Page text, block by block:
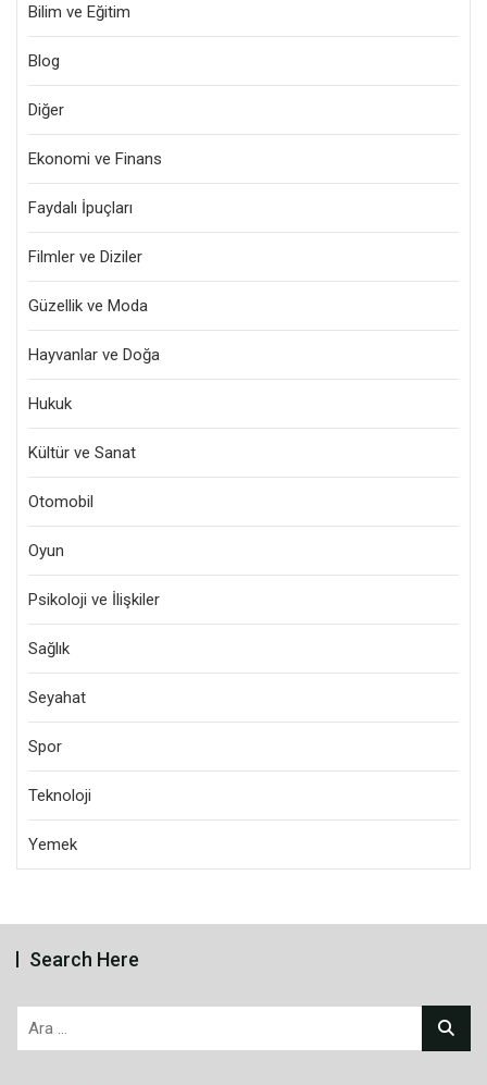
Bilim ve Eğitim
Blog
Diğer
Ekonomi ve Finans
Faydalı İpuçları
Filmler ve Diziler
Güzellik ve Moda
Hayvanlar ve Doğa
Hukuk
Kültür ve Sanat
Otomobil
Oyun
Psikoloji ve İlişkiler
Sağlık
Seyahat
Spor
Teknoloji
Yemek
Search Here
Arama: